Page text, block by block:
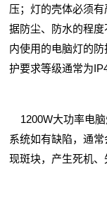
压；灯的壳体必须
据防尘、防水的程
内使用的电脑灯的
护要求等级通常为
1200W大功率电脑
系统如有缺陷，通
现斑块，产生死机、